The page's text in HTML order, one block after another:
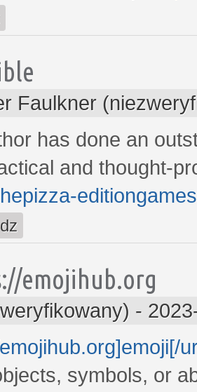
Faulkner
has done an
and thought-
emojihub.org
-
symbols, or